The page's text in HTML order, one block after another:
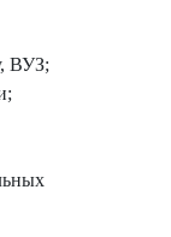
ВУЗ;